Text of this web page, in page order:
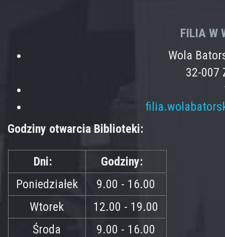
FILIA W
Wola
32-007
Godziny otwarcia Biblioteki:
Dni:
Godziny:
Poniedziałek
9.00 - 16.00
Wtorek
12.00 - 19.00
Środa
9.00 - 16.00